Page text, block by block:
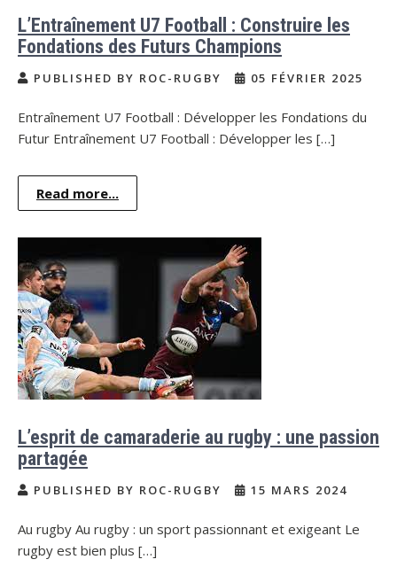
L’Entraînement U7 Football : Construire les
Fondations des Futurs Champions
PUBLISHED BY ROC-RUGBY 05 FÉVRIER 2025
Entraînement U7 Football : Développer les Fondations du
Futur Entraînement U7 Football : Développer les […]
Read more...
L’esprit de camaraderie au rugby : une passion
partagée
PUBLISHED BY ROC-RUGBY 15 MARS 2024
Au rugby Au rugby : un sport passionnant et exigeant Le
rugby est bien plus […]